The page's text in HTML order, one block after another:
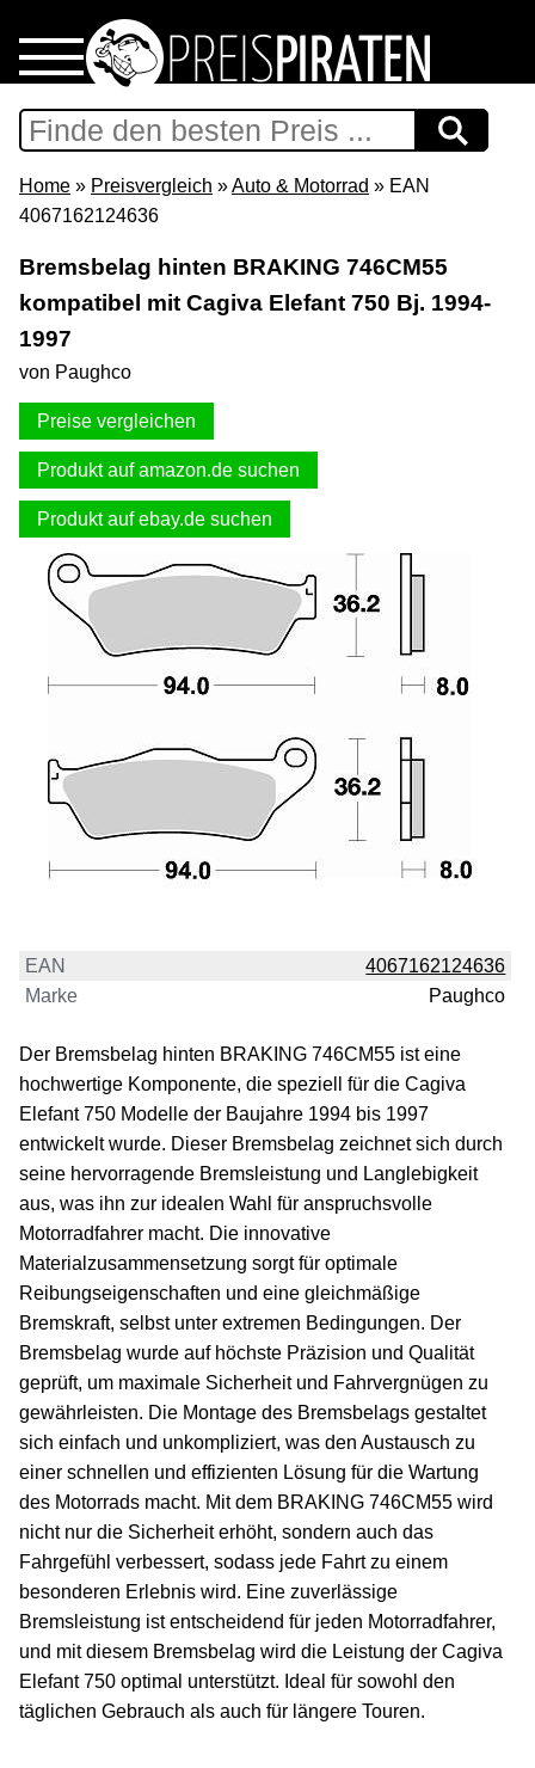
Home
Download
Support & Newsletter
Presse
Datenschutz
Impressum
Home » Preisvergleich »Auto & Motorrad » EAN
4067162124636
Bremsbelag hinten BRAKING 746CM55
kompatibel mit Cagiva Elefant 750 Bj. 1994-
1997
von Paughco
Preise vergleichen
Produkt auf amazon.de suchen
Produkt auf ebay.de suchen
EAN
4067162124636
Marke
Paughco
Der Bremsbelag hinten BRAKING 746CM55 ist eine
hochwertige Komponente, die speziell für die Cagiva
Elefant 750 Modelle der Baujahre 1994 bis 1997
entwickelt wurde. Dieser Bremsbelag zeichnet sich durch
seine hervorragende Bremsleistung und Langlebigkeit
aus, was ihn zur idealen Wahl für anspruchsvolle
Motorradfahrer macht. Die innovative
Materialzusammensetzung sorgt für optimale
Reibungseigenschaften und eine gleichmäßige
Bremskraft, selbst unter extremen Bedingungen. Der
Bremsbelag wurde auf höchste Präzision und Qualität
geprüft, um maximale Sicherheit und Fahrvergnügen zu
gewährleisten. Die Montage des Bremsbelags gestaltet
sich einfach und unkompliziert, was den Austausch zu
einer schnellen und effizienten Lösung für die Wartung
des Motorrads macht. Mit dem BRAKING 746CM55 wird
nicht nur die Sicherheit erhöht, sondern auch das
Fahrgefühl verbessert, sodass jede Fahrt zu einem
besonderen Erlebnis wird. Eine zuverlässige
Bremsleistung ist entscheidend für jeden Motorradfahrer,
und mit diesem Bremsbelag wird die Leistung der Cagiva
Elefant 750 optimal unterstützt. Ideal für sowohl den
täglichen Gebrauch als auch für längere Touren.